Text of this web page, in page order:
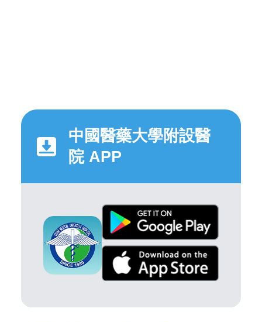
中國醫藥大學附設醫
院 APP